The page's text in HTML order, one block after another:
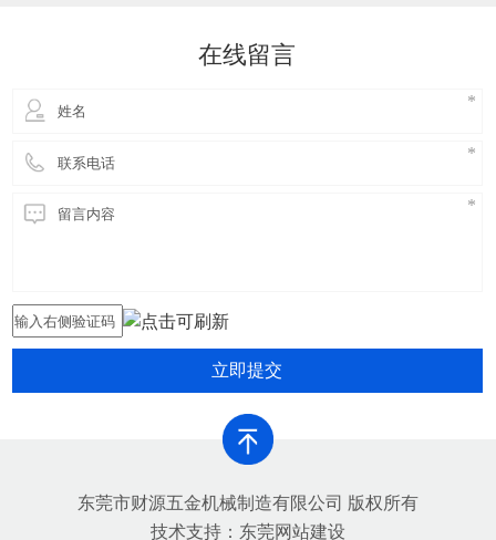
害，提高铝合金生产的环保
在线留言
立即提交
东莞市财源五金机械制造有限公司 版权所有
技术支持： 东莞网站建设